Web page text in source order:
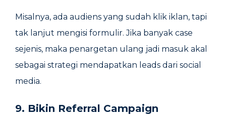
Misalnya, ada audiens yang sudah klik iklan, tapi
tak lanjut mengisi formulir. Jika banyak case
sejenis, maka penargetan ulang jadi masuk akal
sebagai strategi mendapatkan leads dari social
media.
9. Bikin Referral Campaign